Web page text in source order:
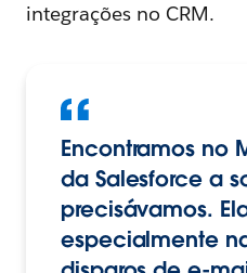
integrações no CRM.
Encontramos no
da Salesforce a
precisávamos.
especialmente